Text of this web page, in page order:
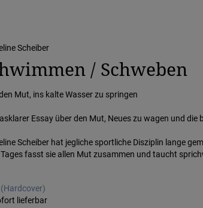
Scheiber
/ Schweben
Mut, ins kalte Wasser zu springen
Essay über den Mut, Neues zu wagen und
Scheiber hat jegliche sportliche Disziplin lange
fasst sie allen Mut zusammen und taucht
lieferbar